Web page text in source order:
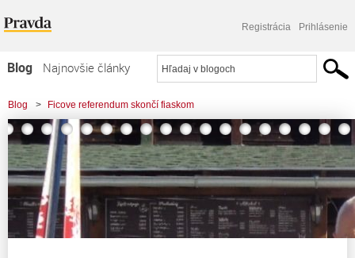
Registrácia Prihlásenie
Blog
Najnovšie články
Najčítanejšie články
Najkomentovanejšie články
Zoznam blogov
Komerčné blogy
Blog > Ficove referendum skončí fiaskom
> Slováci, takmer všetci máte maslo na hlave!